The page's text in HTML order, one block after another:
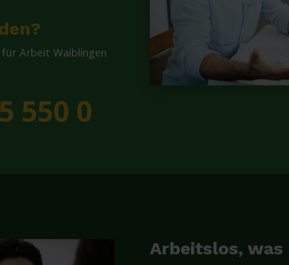
Arbeit Waiblingen
550 0
Arbeitslos, was